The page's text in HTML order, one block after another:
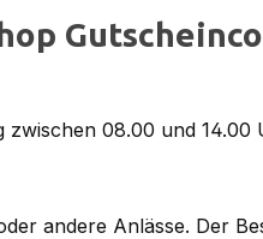
08.00 und 14.00
andere Anlässe. Der